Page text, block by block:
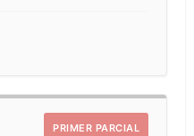
PRIMER PARCIAL